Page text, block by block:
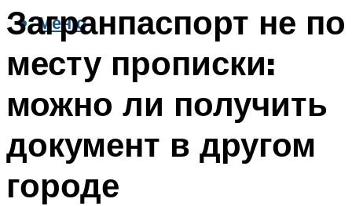
Меню
Загранпаспорт не по
месту прописки:
можно ли получить
документ в другом
городе